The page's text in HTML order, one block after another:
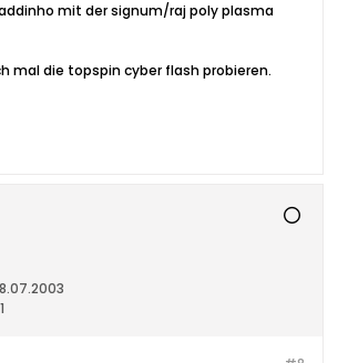
mit der signum/raj poly plasma
mal die topspin cyber flash probieren.